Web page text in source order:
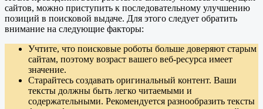
сайтов, можно приступить к последовательному улучшению
позиций в поисковой выдаче. Для этого следует обратить
внимание на следующие факторы:
Учтите, что поисковые роботы больше доверяют старым
сайтам, поэтому возраст вашего веб-ресурса имеет
значение.
Старайтесь создавать оригинальный контент. Ваши
тексты должны быть легко читаемыми и
содержательными. Рекомендуется разнообразить тексты